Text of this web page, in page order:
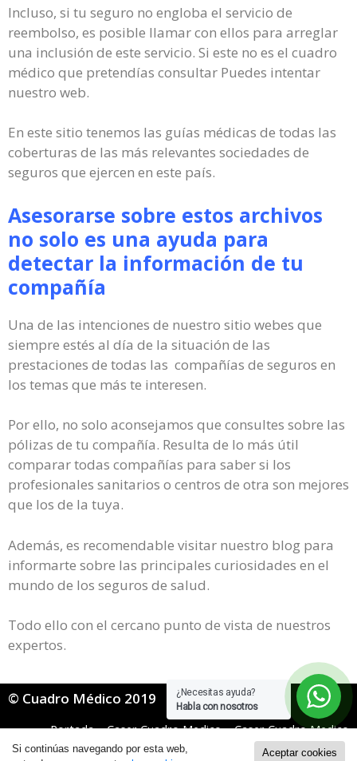
¿Necesitas ayuda?
Habla con nosotros
Incluso, si tu seguro no engloba el servicio de
reembolso, es posible llamar con ellos para arreglar
una inclusión de este servicio. Si este no es el cuadro
médico que pretendías consultar Puedes intentar
nuestro web.
En este sitio tenemos las guías médicas de todas las
coberturas de las más relevantes sociedades de
seguros que ejercen en este país.
Asesorarse sobre estos archivos
no solo es una ayuda para
detectar la información de tu
compañía
Una de las intenciones de nuestro sitio webes que
siempre estés al día de la situación de las
prestaciones de todas las compañías de seguros en
los temas que más te interesen.
Por ello, no solo aconsejamos que consultes sobre las
pólizas de tu compañía. Resulta de lo más útil
comparar todas compañías para saber si los
profesionales sanitarios o centros de otra son mejores
que los de la tuya.
Además, es recomendable visitar nuestro blog para
informarte sobre las principales curiosidades en el
mundo de los seguros de salud.
Todo ello con el cercano punto de vista de nuestros
expertos.
© Cuadro Médico 2019
Portada»Caser Cuadro Medico»Caser Cuadro Medico
General»Caser Cuadro Medico Valencia
Aceptar cookies
Si continúas navegando por esta web,